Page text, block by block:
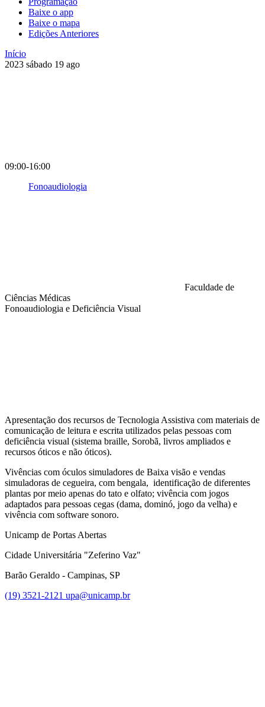
Baixe o app
Baixe o mapa
Edições Anteriores
Início
2023 sábado 19 ago
09:00-16:00
Fonoaudiologia
Faculdade de
Ciências Médicas
Fonoaudiologia e Deficiência Visual
Apresentação dos recursos de Tecnologia Assistiva com materiais de
comunicação de leitura e escrita utilizados pelas pessoas com
deficiência visual (sistema braille, Sorobã, livros ampliados e
recursos óticos e não óticos).
Vivências com óculos simuladores de Baixa visão e vendas
simuladoras de cegueira, com bengala, identificação de diferentes
plantas por meio apenas do tato e olfato; vivência com jogos
adaptados para pessoas cegas (dama, dominó, jogo da velha) e
vivência com software sonoro.
Unicamp de Portas Abertas
Cidade Universitária "Zeferino Vaz"
Barão Geraldo - Campinas, SP
(19) 3521-2121 upa@unicamp.br